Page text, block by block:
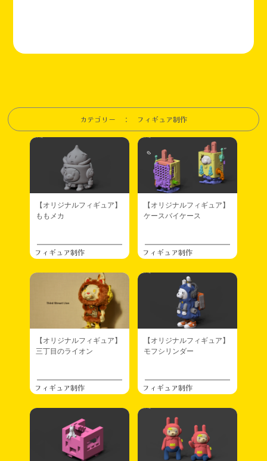
カテゴリー ： フィギュア制作
【オリジナルフィギュア】
ももメカ
フィギュア制作
【オリジナルフィギュア】
ケースバイケース
フィギュア制作
【オリジナルフィギュア】
三丁目のライオン
フィギュア制作
【オリジナルフィギュア】
モフシリンダー
フィギュア制作